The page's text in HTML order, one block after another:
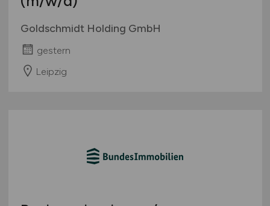
Goldschmidt Holding GmbH
gestern
Leipzig